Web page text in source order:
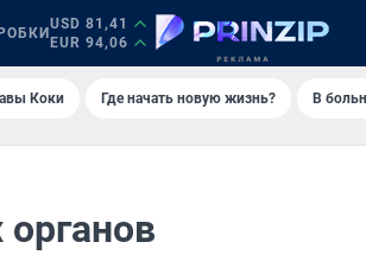
USD 81,41
EUR 94,06
Коки Где начать новую жизнь? В